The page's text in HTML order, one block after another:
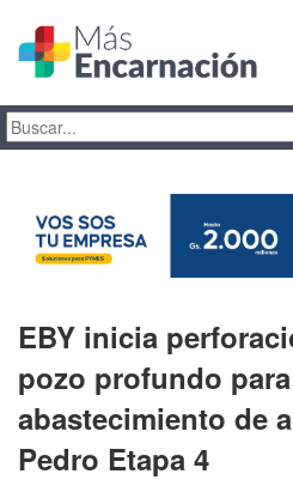
EBY inicia
pozo profundo
abastecimiento de
Pedro Etapa 4